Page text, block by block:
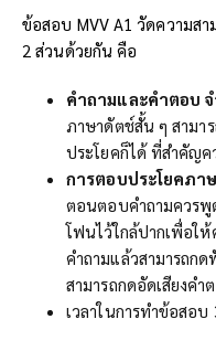
ข้อสอบ MVV A1 วัดความส
2 ส่วนด้วยกัน คือ
คำถามและคำตอบ
ภาษาดัตช์สั้น ๆ สามา
ประโยคก็ได้ ที่สำคัญค
การตอบประโยคภ
ตอนตอบคำถามควรพู
โฟนไว้ใกล้ปากเพื่อใ
คำถามแล้วสามารถก
สามารถกดอัดเสียงคำ
เวลาในการทำข้อสอบ